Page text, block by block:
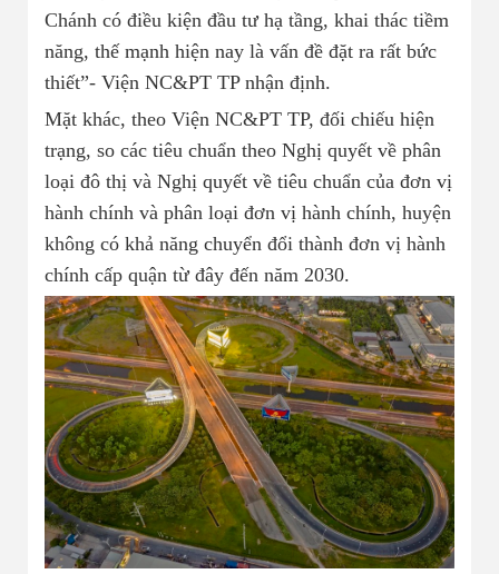
Chánh có điều kiện đầu tư hạ tầng, khai thác tiềm
năng, thế mạnh hiện nay là vấn đề đặt ra rất bức
thiết”- Viện NC&PT TP nhận định.
Mặt khác, theo Viện NC&PT TP, đối chiếu hiện
trạng, so các tiêu chuẩn theo Nghị quyết về phân
loại đô thị và Nghị quyết về tiêu chuẩn của đơn vị
hành chính và phân loại đơn vị hành chính, huyện
không có khả năng chuyển đổi thành đơn vị hành
chính cấp quận từ đây đến năm 2030.